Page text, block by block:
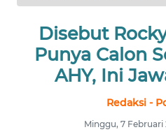
Disebut
Punya Calon
AHY, Ini
Redaksi -
Minggu, 7 Februari
NASIONAL
DAERAH